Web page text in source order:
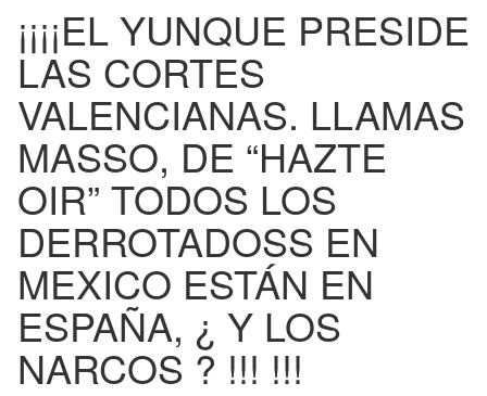
¡¡¡¡EL YUNQUE PRESIDE
LAS CORTES
VALENCIANAS. LLAMAS
MASSO, DE “HAZTE
OIR” TODOS LOS
DERROTADOSS EN
MEXICO ESTÁN EN
ESPAÑA, ¿ Y LOS
NARCOS ? !!! !!!